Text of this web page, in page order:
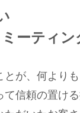
ーティン
が、何より
信頼の置け